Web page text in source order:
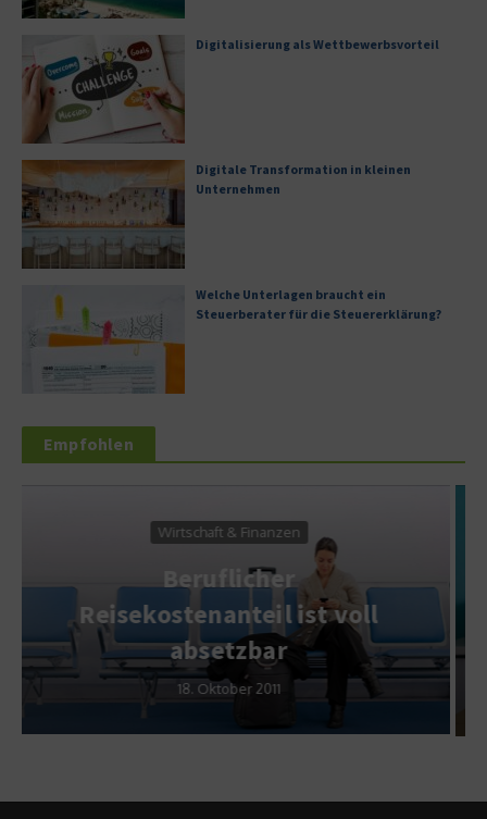
Digitalisierung als Wettbewerbsvorteil
Digitale Transformation in kleinen
Unternehmen
Welche Unterlagen braucht ein
Steuerberater für die Steuererklärung?
Empfohlen
Steuer & Recht
Gibt es eine
Steuerklärungs-Pflicht?
26. März 2018